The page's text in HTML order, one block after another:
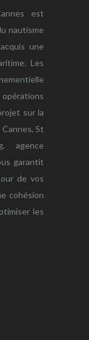
est
nautisme
une
Les
sur la
St
agence
garantit
de vos
cohésion
les